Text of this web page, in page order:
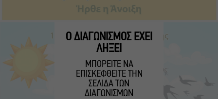
Ο ΔΙΑΓΩΝΙΣΜΟΣ ΕΧΕΙ
ΛΗΞΕΙ
ΜΠΟΡΕΙΤΕ ΝΑ
ΕΠΙΣΚΕΦΘΕΙΤΕ ΤΗΝ
ΣΕΛΙΔΑ ΤΩΝ
ΔΙΑΓΩΝΙΣΜΩΝ